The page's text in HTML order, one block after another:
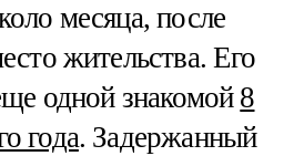
месяца, после
жительства. Его
одной знакомой 8
года. Задержанный